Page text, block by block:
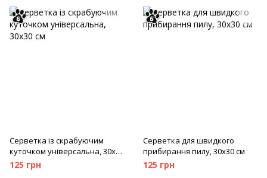
Серветка із скрабуючим
куточком універсальна, 30х30
см
125 грн
Серветка для швидкого
прибирання пилу, 30х30 см
125 грн